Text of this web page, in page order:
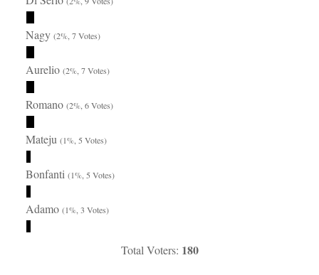
Nagy(2%, 7 Votes)
Aurelio(2%, 7 Votes)
Romano(2%, 6 Votes)
Mateju(1%, 5 Votes)
Bonfanti(1%, 5 Votes)
Adamo(1%, 3 Votes)
Total Voters: 180